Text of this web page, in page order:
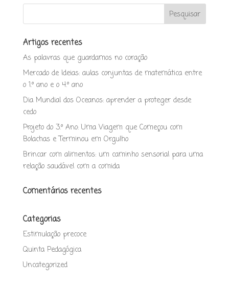
Artigos recentes
As palavras que guardamos no coração
Mercado de Ideias: aulas conjuntas de matemática entre
o 1.º ano e o 4.º ano
Dia Mundial dos Oceanos: aprender a proteger desde
cedo
Projeto do 3.º Ano: Uma Viagem que Começou com
Bolachas e Terminou em Orgulho
Brincar com alimentos: um caminho sensorial para uma
relação saudável com a comida
Comentários recentes
Categorias
Estimulação precoce
Quinta Pedagógica
Uncategorized